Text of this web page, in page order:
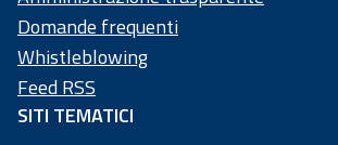
20
58
4
Domande frequenti
Whistleblowing
Feed RSS
SITI TEMATICI